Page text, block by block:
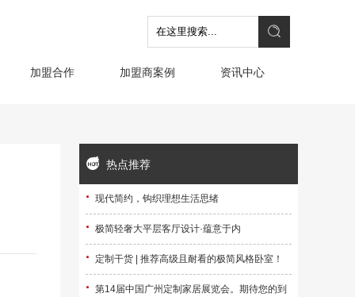
加盟合作 加盟商案例 资讯中心
热点推荐
· 现代简约，钩织理想生活思绪
· 极简轻奢大平层客厅设计·蕴意于内
· 定制干货 | 推荐高级且耐看的极简风格卧室！
· 第14届中国广州定制家居展览会。期待您的到